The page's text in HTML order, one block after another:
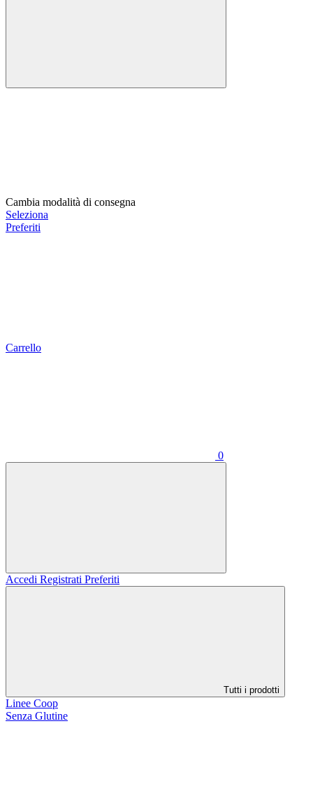
Cambia modalità di consegna
Seleziona
Preferiti
Carrello
0
Accedi Registrati Preferiti
Tutti i prodotti
Linee Coop
Senza Glutine